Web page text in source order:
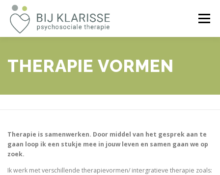
naar
inhoud
Menu
THERAPIE VORMEN
Therapie is samenwerken. Door middel van het gesprek aan te
gaan loop ik een stukje mee in jouw leven en samen gaan we op
zoek.
Ik werk met verschillende therapievormen/ intergratieve therapie zoals: